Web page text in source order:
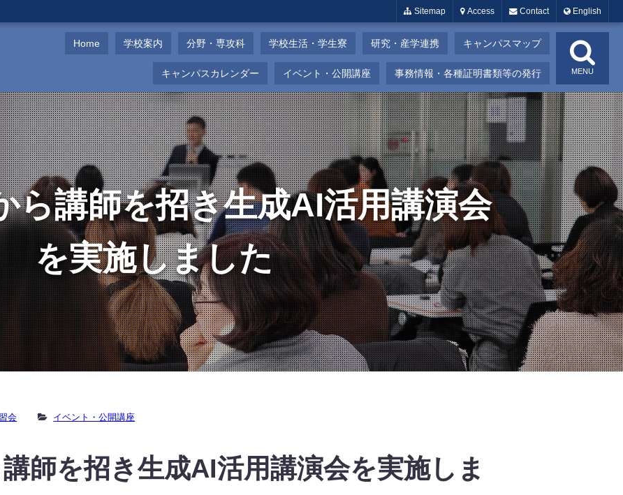
Sitemap Access Contact English
Home 学校案内 分野・専攻科 学校生活・学生寮 研究・産学連携 キャンパスマップ
キャンパスカレンダー イベント・公開講座 事務情報・各種証明書類等の発行 MENU
ら講師を招き生成AI活用講演会
を実施しました
会 イベント・公開講座
師を招き生成AI活用講演会を実施しま